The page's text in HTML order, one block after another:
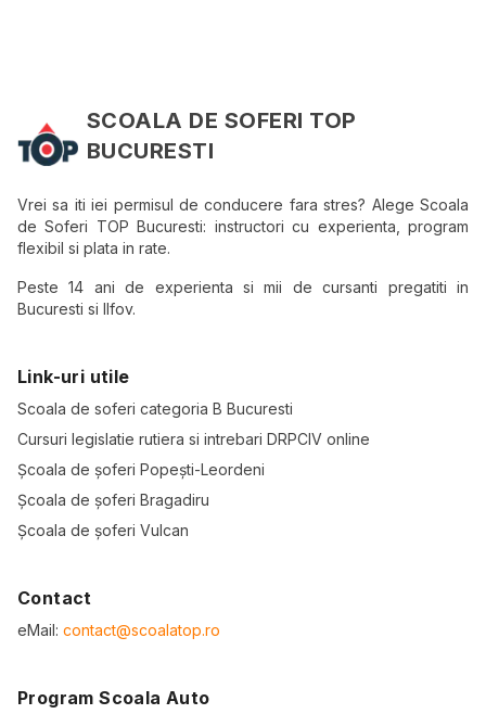
SCOALA DE SOFERI TOP
BUCURESTI
Vrei sa iti iei permisul de conducere fara stres? Alege Scoala
de Soferi TOP Bucuresti: instructori cu experienta, program
flexibil si plata in rate.
Peste 14 ani de experienta si mii de cursanti pregatiti in
Bucuresti si Ilfov.
Link-uri utile
Scoala de soferi categoria B Bucuresti
Cursuri legislatie rutiera si intrebari DRPCIV online
Școala de șoferi Popești-Leordeni
Școala de șoferi Bragadiru
Școala de șoferi Vulcan
Contact
eMail: contact@scoalatop.ro
Program Scoala Auto